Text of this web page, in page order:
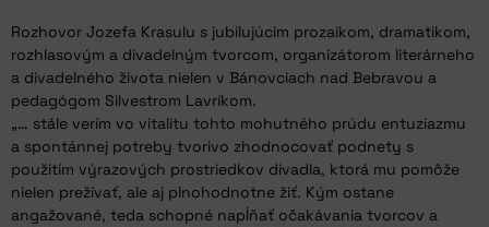
Rozhovor Jozefa Krasulu s jubilujúcim prozaikom, dramatikom,
rozhlasovým a divadelným tvorcom, organizátorom literárneho
a divadelného života nielen v Bánovciach nad Bebravou a
pedagógom Silvestrom Lavríkom.
„… stále verím vo vitalitu tohto mohutného prúdu entuziazmu
a spontánnej potreby tvorivo zhodnocovať podnety s
použitím výrazových prostriedkov divadla, ktorá mu pomôže
nielen prežívať, ale aj plnohodnotne žiť. Kým ostane
angažované, teda schopné napĺňať očakávania tvorcov a